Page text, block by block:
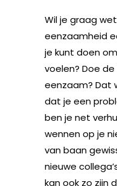
Wil je graag
eenzaamheid
je kunt doen
voelen? Doe
eenzaam? Dat
dat je een
ben je net
wennen op je
van baan
nieuwe
kan ook zo zijn